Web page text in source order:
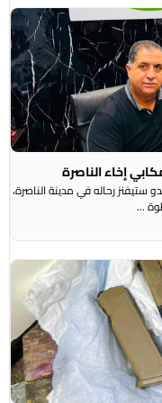
إخاء الناصرة
رحاله في مدينة الناصرة،
...